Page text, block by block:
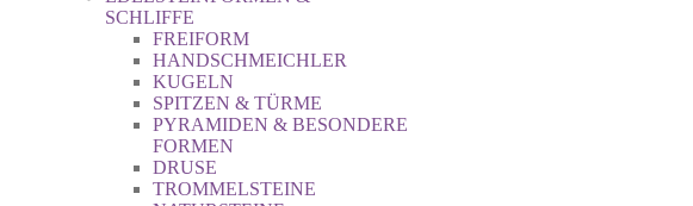
SCHLIFFE
FREIFORM
HANDSCHMEICHLER
KUGELN
SPITZEN & TÜRME
PYRAMIDEN & BESONDERE
FORMEN
DRUSE
TROMMELSTEINE